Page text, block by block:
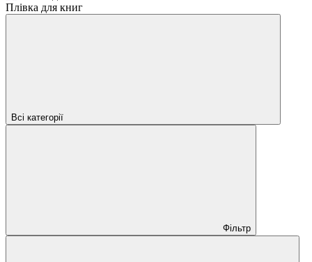
Плівка для книг
Всі категорії
Фільтр